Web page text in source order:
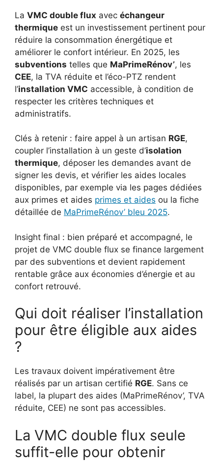
La VMC double flux avec échangeur
thermique est un investissement pertinent pour
réduire la consommation énergétique et
améliorer le confort intérieur. En 2025, les
subventions telles que MaPrimeRénov’, les
CEE, la TVA réduite et l’éco-PTZ rendent
l’installation VMC accessible, à condition de
respecter les critères techniques et
administratifs.
Clés à retenir : faire appel à un artisan RGE,
coupler l’installation à un geste d’isolation
thermique, déposer les demandes avant de
signer les devis, et vérifier les aides locales
disponibles, par exemple via les pages dédiées
aux primes et aides primes et aides ou la fiche
détaillée de MaPrimeRénov’ bleu 2025.
Insight final : bien préparé et accompagné, le
projet de VMC double flux se finance largement
par des subventions et devient rapidement
rentable grâce aux économies d’énergie et au
confort retrouvé.
Qui doit réaliser l’installation
pour être éligible aux aides
?
Les travaux doivent impérativement être
réalisés par un artisan certifié RGE. Sans ce
label, la plupart des aides (MaPrimeRénov’, TVA
réduite, CEE) ne sont pas accessibles.
La VMC double flux seule
suffit-elle pour obtenir